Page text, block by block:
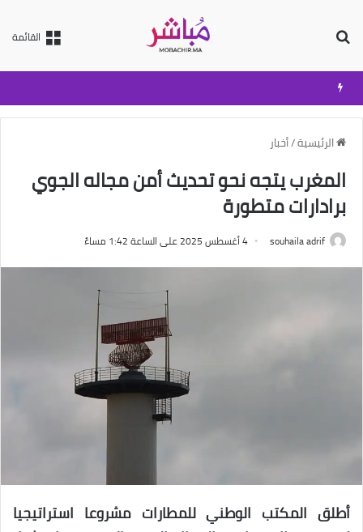
القائمة
الرئيسية/أخبار
المغرب يتجه نحو تحديث أمن مجاله الجوي
برادارات متطورة
souhaila adrif 4 أغسطس 2025 على الساعة 1:42 مساءً
أطلق المكتب الوطني للمطارات مشروعا استراتيجيا